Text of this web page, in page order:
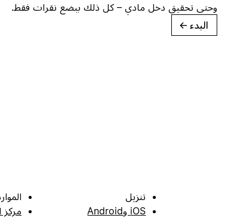
وحتى تحقيق دخل مادي – كل ذلك ببضع نقرات فقط.
البدء →
تنزيل
iOS وAndroid
مركز